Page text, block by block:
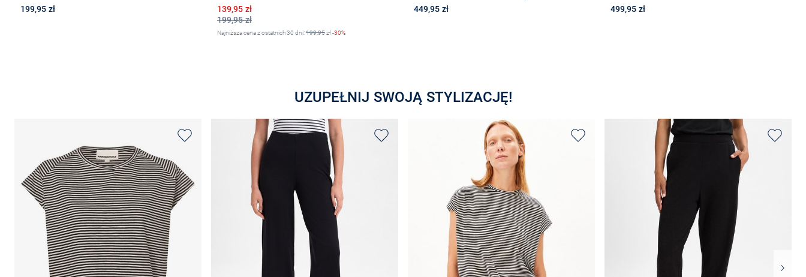
199,95 zł
199,95 zł
Obniżona cena
139,95 zł
Najniższa cena z ostatnich 30 dni:199,95zł-30%
Wybierz rozmiar
449,95 zł
499,95 zł
UZUPEŁNIJ SWOJĄ STYLIZACJĘ!